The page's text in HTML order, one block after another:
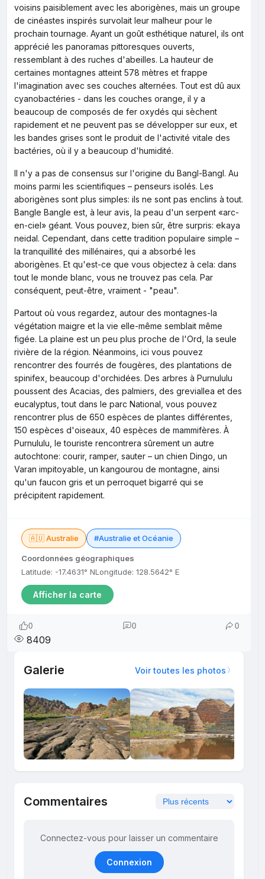
voisins paisiblement avec les aborigènes, mais un groupe
de cinéastes inspirés survolait leur malheur pour le
prochain tournage. Ayant un goût esthétique naturel, ils ont
apprécié les panoramas pittoresques ouverts,
ressemblant à des ruches d'abeilles. La hauteur de
certaines montagnes atteint 578 mètres et frappe
l'imagination avec ses couches alternées. Tout est dû aux
cyanobactéries - dans les couches orange, il y a
beaucoup de composés de fer oxydés qui sèchent
rapidement et ne peuvent pas se développer sur eux, et
les bandes grises sont le produit de l'activité vitale des
bactéries, où il y a beaucoup d'humidité.
Il n'y a pas de consensus sur l'origine du Bangl-Bangl. Au
moins parmi les scientifiques – penseurs isolés. Les
aborigènes sont plus simples: ils ne sont pas enclins à tout.
Bangle Bangle est, à leur avis, la peau d'un serpent «arc-
en-ciel» géant. Vous pouvez, bien sûr, être surpris: ekaya
neidal. Cependant, dans cette tradition populaire simple –
la tranquillité des millénaires, qui a absorbé les
aborigènes. Et qu'est-ce que vous objectez à cela: dans
tout le monde blanc, vous ne trouvez pas cela. Par
conséquent, peut-être, vraiment - "peau".
Partout où vous regardez, autour des montagnes-la
végétation maigre et la vie elle-même semblait même
figée. La plaine est un peu plus proche de l'Ord, la seule
rivière de la région. Néanmoins, ici vous pouvez
rencontrer des fourrés de fougères, des plantations de
spinifex, beaucoup d'orchidées. Des arbres à Purnululu
poussent des Acacias, des palmiers, des greviallea et des
eucalyptus, tout dans le parc National, vous pouvez
rencontrer plus de 650 espèces de plantes différentes,
150 espèces d'oiseaux, 40 espèces de mammifères. À
Purnululu, le touriste rencontrera sûrement un autre
autochtone: courir, ramper, sauter – un chien Dingo, un
Varan impitoyable, un kangourou de montagne, ainsi
qu'un faucon gris et un perroquet bigarré qui se
précipitent rapidement.
🇦🇺 Australie #Australie et Océanie
Coordonnées géographiques
Latitude: -17.4631° NLongitude: 128.5642° E
Afficher la carte
0 0 0
8409
Galerie Voir toutes les photos
Commentaires
Connectez-vous pour laisser un commentaire
Connexion